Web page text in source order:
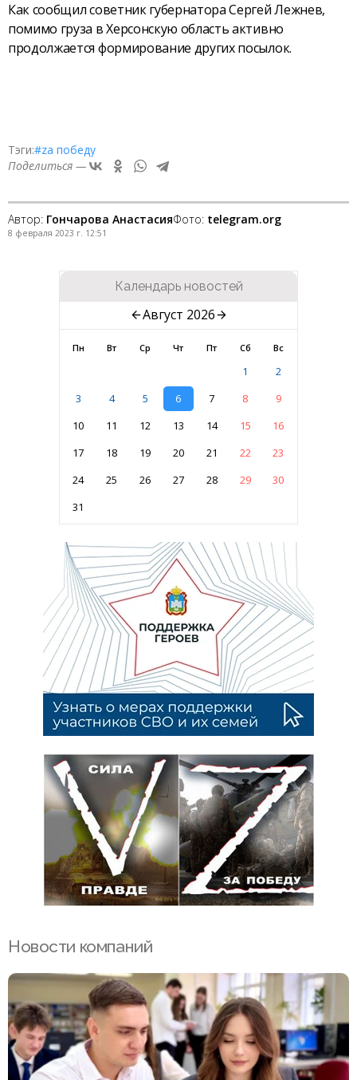
Как сообщил советник губернатора Сергей Лежнев,
помимо груза в Херсонскую область активно
продолжается формирование других посылок.
Тэги:#zа победу
Поделиться —
Автор: Гончарова АнастасияФото: telegram.org
8 февраля 2023 г. 12:51
Календарь новостей
Август 2026
Пн Вт Ср Чт Пт Сб Вс
1
2
3
4 5 6 7 8
9
10
11 12 13 14 15
16
17
18 19 20 21 22
23
24
25 26 27 28 29
30
31
Новости компаний